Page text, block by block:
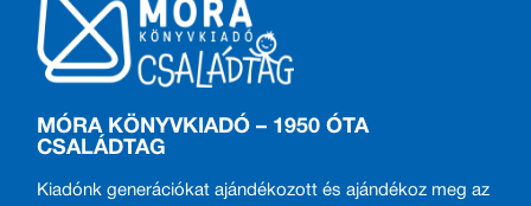
MÓRA KÖNYVKIADÓ – 1950 ÓTA
CSALÁDTAG
Kiadónk generációkat ajándékozott és ajándékoz meg az